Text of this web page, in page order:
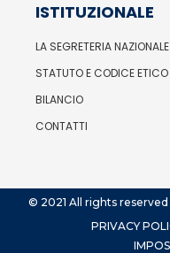
ISTITUZIONALE
LA SEGRETERIA NAZIONALE
STATUTO E CODICE ETICO
BILANCIO
CONTATTI
© 2021 All rights reserved
PRIVACY